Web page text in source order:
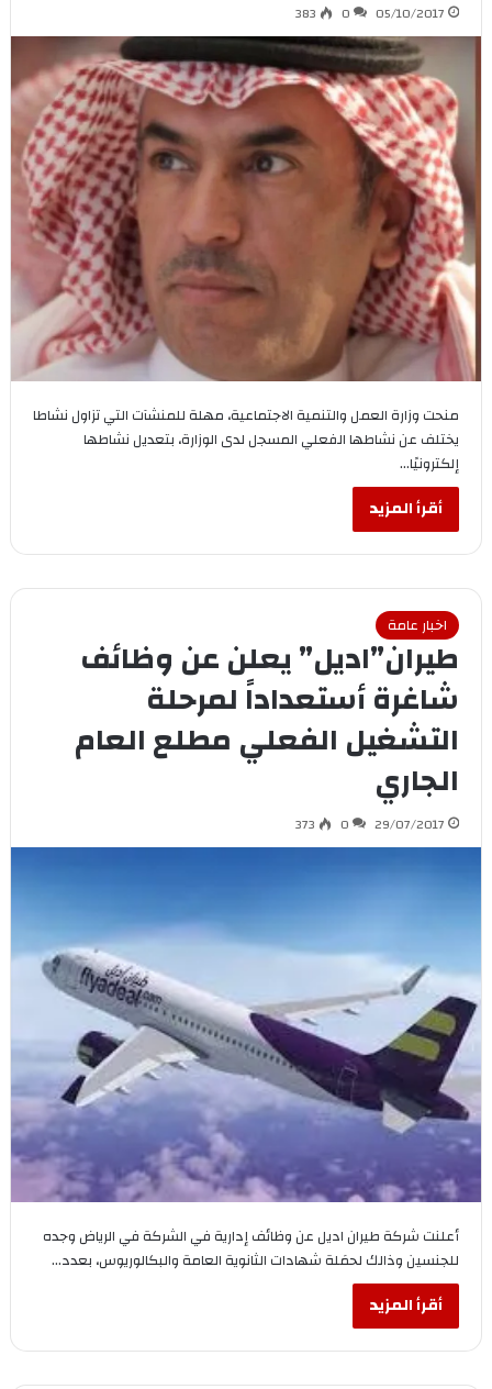
05/10/2017
0
383
منحت وزارة العمل والتنمية الاجتماعية، مهلة للمنشآت التي تزاول نشاطا
يختلف عن نشاطها الفعلي المسجل لدى الوزارة، بتعديل نشاطها
إلكترونيًا…
أقرأ المزيد
اخبار عامة
طيران”اديل” يعلن عن وظائف
شاغرة أستعداداً لمرحلة
التشغيل الفعلي مطلع العام
الجاري
29/07/2017
0
373
أعلنت شركة طيران اديل عن وظائف إدارية في الشركة في الرياض وجده
للجنسين وذالك لحمَلة شهادات الثانوية العامة والبكالوريوس، بعدد…
أقرأ المزيد